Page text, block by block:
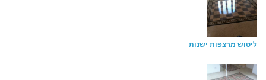
ליטוש מרצפות ישנות